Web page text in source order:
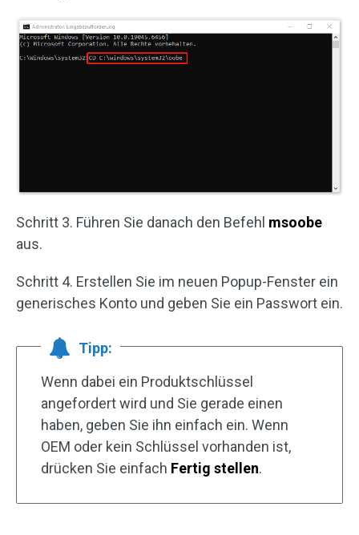
Schritt 3. Führen Sie danach den Befehl msoobe
aus.
Schritt 4. Erstellen Sie im neuen Popup-Fenster ein
generisches Konto und geben Sie ein Passwort ein.
Tipp:
Wenn dabei ein Produktschlüssel
angefordert wird und Sie gerade einen
haben, geben Sie ihn einfach ein. Wenn
OEM oder kein Schlüssel vorhanden ist,
drücken Sie einfach Fertig stellen.